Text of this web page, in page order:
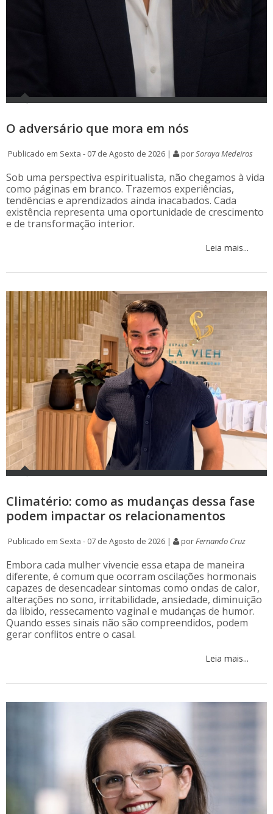
O adversário que mora em nós
Publicado em Sexta - 07 de Agosto de 2026 | porSoraya Medeiros
Sob uma perspectiva espiritualista, não chegamos à vida
como páginas em branco. Trazemos experiências,
tendências e aprendizados ainda inacabados. Cada
existência representa uma oportunidade de crescimento
e de transformação interior.
Leia mais...
Climatério: como as mudanças dessa fase
podem impactar os relacionamentos
Publicado em Sexta - 07 de Agosto de 2026 | porFernando Cruz
Embora cada mulher vivencie essa etapa de maneira
diferente, é comum que ocorram oscilações hormonais
capazes de desencadear sintomas como ondas de calor,
alterações no sono, irritabilidade, ansiedade, diminuição
da libido, ressecamento vaginal e mudanças de humor.
Quando esses sinais não são compreendidos, podem
gerar conflitos entre o casal.
Leia mais...